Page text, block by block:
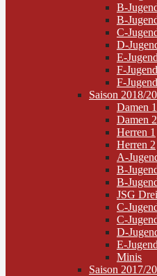
B-
B-
C-
D-
E-
F-
F-
Saison 2018/
Damen 1
Damen 2
Herren 1
Herren 2
A-
B-
B-
JSG
C-
C-
D-
E-
Minis
Saison 2017/